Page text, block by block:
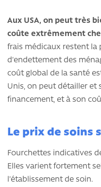
Aux USA, on peut très
coûte extrêmement
frais médicaux restent la
d'endettement des
coût global de la santé
Unis, on peut détailler et
financement, et à son
Le prix de soins
Fourchettes indicatives
Elles varient fortement
l'établissement de soin.